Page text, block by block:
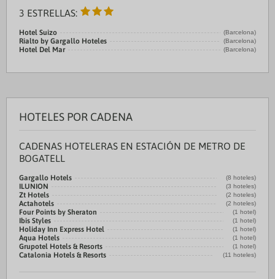
3 ESTRELLAS:
Hotel Suizo (Barcelona)
Rialto by Gargallo Hoteles (Barcelona)
Hotel Del Mar (Barcelona)
HOTELES POR CADENA
CADENAS HOTELERAS EN ESTACIÓN DE METRO DE
BOGATELL
Gargallo Hotels (8 hoteles)
ILUNION (3 hoteles)
Zt Hotels (2 hoteles)
Actahotels (2 hoteles)
Four Points by Sheraton (1 hotel)
Ibis Styles (1 hotel)
Holiday Inn Express Hotel (1 hotel)
Aqua Hotels (1 hotel)
Grupotel Hotels & Resorts (1 hotel)
Catalonia Hotels & Resorts (11 hoteles)